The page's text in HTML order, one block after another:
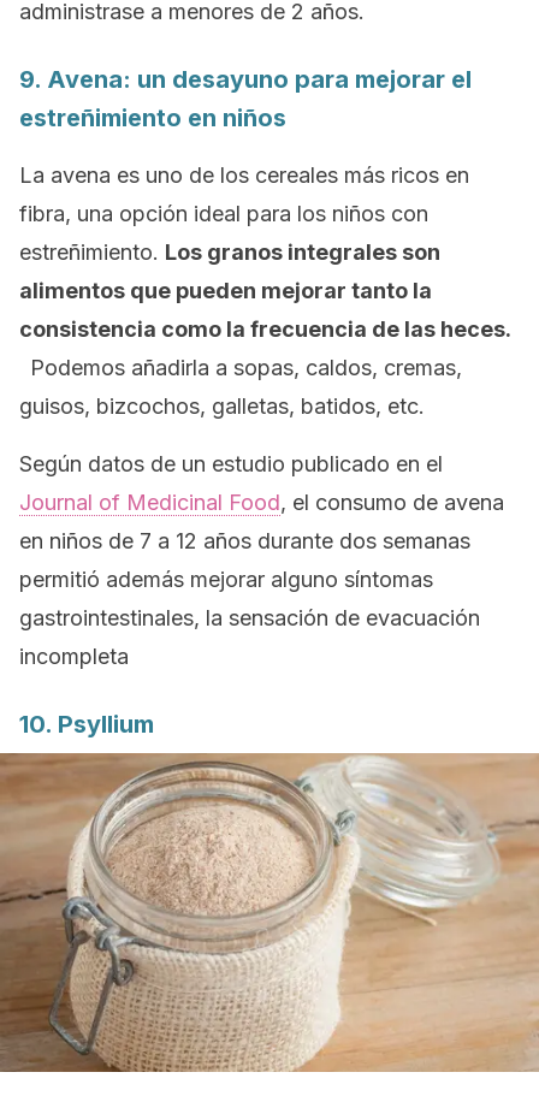
administrase a menores de 2 años.
9. Avena: un desayuno para mejorar el
estreñimiento en niños
La avena es uno de los cereales más ricos en
fibra, una opción ideal para los niños con
estreñimiento. Los granos integrales son
alimentos que pueden mejorar tanto la
consistencia como la frecuencia de las heces.
Podemos añadirla a sopas, caldos, cremas,
guisos, bizcochos, galletas, batidos, etc.
Según datos de un estudio publicado en el
Journal of Medicinal Food, el consumo de avena
en niños de 7 a 12 años durante dos semanas
permitió además mejorar alguno síntomas
gastrointestinales, la sensación de evacuación
incompleta
10. Psyllium